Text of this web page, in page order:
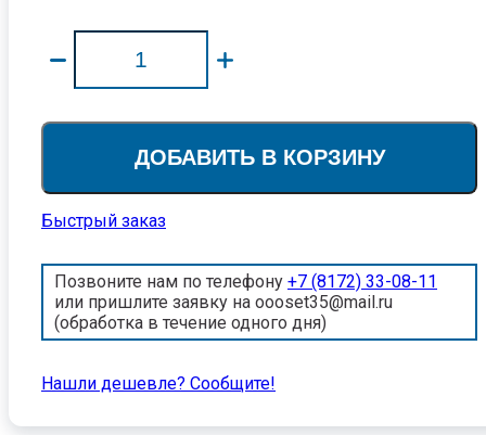
ДОБАВИТЬ В КОРЗИНУ
Быстрый заказ
Позвоните нам по телефону +7 (8172) 33-08-11
или пришлите заявку на oooset35@mail.ru
(обработка в течение одного дня)
Нашли дешевле? Cообщите!